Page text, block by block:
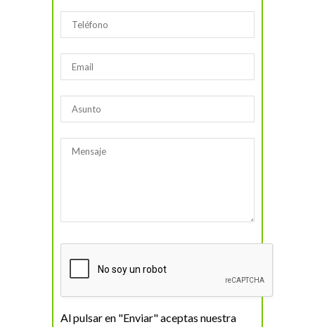
Al pulsar en "Enviar" aceptas nuestra